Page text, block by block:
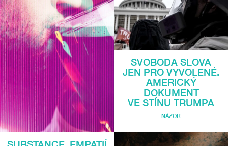
SVOBODA SLOVA
JEN PRO VYVOLENÉ.
AMERICKÝ
DOKUMENT
VE STÍNU TRUMPA
NÁZOR